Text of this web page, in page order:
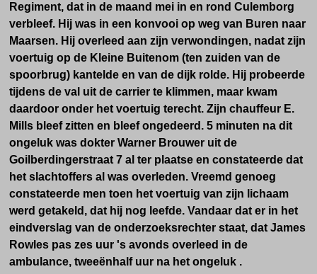
Regiment, dat in de maand mei in en rond Culemborg
verbleef. Hij was in een konvooi op weg van Buren naar
Maarsen. Hij overleed aan zijn verwondingen, nadat zijn
voertuig op de Kleine Buitenom (ten zuiden van de
spoorbrug) kantelde en van de dijk rolde. Hij probeerde
tijdens de val uit de carrier te klimmen, maar kwam
daardoor onder het voertuig terecht. Zijn chauffeur E.
Mills bleef zitten en bleef ongedeerd. 5 minuten na dit
ongeluk was dokter Warner Brouwer uit de
Goilberdingerstraat 7 al ter plaatse en constateerde dat
het slachtoffers al was overleden. Vreemd genoeg
constateerde men toen het voertuig van zijn lichaam
werd getakeld, dat hij nog leefde. Vandaar dat er in het
eindverslag van de onderzoeksrechter staat, dat James
Rowles pas zes uur 's avonds overleed in de
ambulance, tweeënhalf uur na het ongeluk .